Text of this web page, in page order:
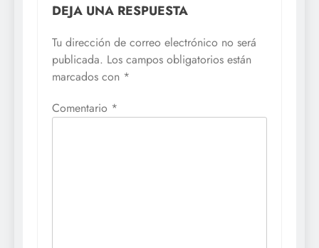
DEJA UNA RESPUESTA
Tu dirección de correo electrónico no será
publicada. Los campos obligatorios están
marcados con *
Comentario *